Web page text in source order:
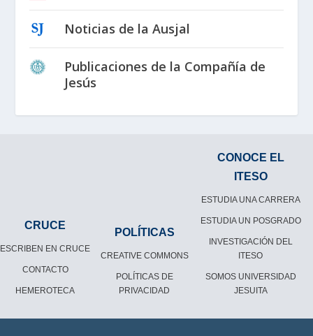
Noticias de la Ausjal
Publicaciones de la Compañía de
Jesús
CRUCE
ESCRIBEN EN CRUCE
CONTACTO
HEMEROTECA
POLÍTICAS
CREATIVE COMMONS
POLÍTICAS DE
PRIVACIDAD
CONOCE EL
ITESO
ESTUDIA UNA CARRERA
ESTUDIA UN POSGRADO
INVESTIGACIÓN DEL
ITESO
SOMOS UNIVERSIDAD
JESUITA